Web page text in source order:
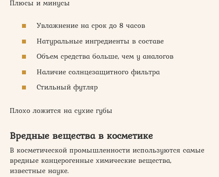
Плюсы и минусы
Увлажнение на срок до 8 часов
Натуральные ингредиенты в составе
Объем средства больше, чем у аналогов
Наличие солнцезащитного фильтра
Стильный футляр
Плохо ложится на сухие губы
Вредные вещества в косметике
В косметической промышленности используются самые
вредные канцерогенные химические вещества,
известные науке.